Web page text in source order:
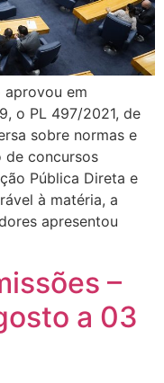
aprovou em
o PL 497/2021, de
sobre normas e
de concursos
Pública Direta e
à matéria, a
apresentou
–
a 03